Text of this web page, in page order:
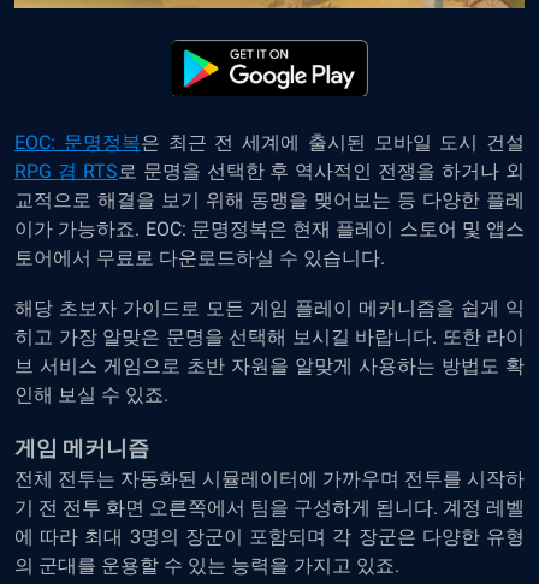
EOC: 문명정복은 최근 전 세계에 출시된 모바일 도시 건설
RPG 겸 RTS로 문명을 선택한 후 역사적인 전쟁을 하거나 외
교적으로 해결을 보기 위해 동맹을 맺어보는 등 다양한 플레
이가 가능하죠. EOC: 문명정복은 현재 플레이 스토어 및 앱스
토어에서 무료로 다운로드하실 수 있습니다.
해당 초보자 가이드로 모든 게임 플레이 메커니즘을 쉽게 익
히고 가장 알맞은 문명을 선택해 보시길 바랍니다. 또한 라이
브 서비스 게임으로 초반 자원을 알맞게 사용하는 방법도 확
인해 보실 수 있죠.
게임 메커니즘
전체 전투는 자동화된 시뮬레이터에 가까우며 전투를 시작하
기 전 전투 화면 오른쪽에서 팀을 구성하게 됩니다. 계정 레벨
에 따라 최대 3명의 장군이 포함되며 각 장군은 다양한 유형
의 군대를 운용할 수 있는 능력을 가지고 있죠.